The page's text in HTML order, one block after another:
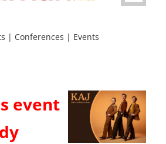
| Conferences | Events
event